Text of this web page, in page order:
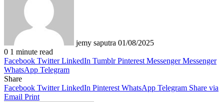
jemy saputra 01/08/2025
0 1 minute read
Facebook Twitter LinkedIn Tumblr Pinterest Messenger Messenger
WhatsApp Telegram
Share
Facebook Twitter LinkedIn Pinterest WhatsApp Telegram Share via
Email Print